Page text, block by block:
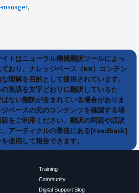
トはニューラル機械翻訳ツールによっ
おり、ナレッジベース（KB）コンテン
理解を目的として提供されています。
英語を文字どおりに翻訳しているた
ない翻訳が含まれている場合がありま
ベースの元のコンテンツを確認する場
をご利用ください。翻訳の問題や誤訳
、アーティクルの最後にある[Feedback]
使用して報告できます。
Training
Community
Digital Support Blog